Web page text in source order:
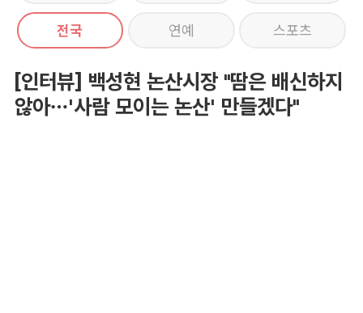
전국 연예 스포츠
[인터뷰] 백성현 논산시장 "땀은 배신하지
않아…'사람 모이는 논산' 만들겠다"